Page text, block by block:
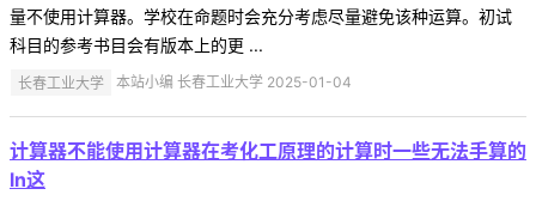
量不使用计算器。学校在命题时会充分考虑尽量避免该种运算。初试
科目的参考书目会有版本上的更 ...
长春工业大学 本站小编 长春工业大学 2025-01-04
计算器不能使用计算器在考化工原理的计算时一些无法手算的
ln这